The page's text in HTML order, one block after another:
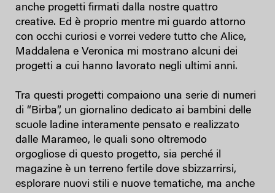
anche progetti firmati dalla nostre quattro
creative. Ed è proprio mentre mi guardo attorno
con occhi curiosi e vorrei vedere tutto che Alice,
Maddalena e Veronica mi mostrano alcuni dei
progetti a cui hanno lavorato negli ultimi anni.
Tra questi progetti compaiono una serie di numeri
di “Birba”, un giornalino dedicato ai bambini delle
scuole ladine interamente pensato e realizzato
dalle Marameo, le quali sono oltremodo
orgogliose di questo progetto, sia perché il
magazine è un terreno fertile dove sbizzarrirsi,
esplorare nuovi stili e nuove tematiche, ma anche